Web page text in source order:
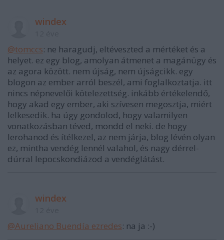
windex
@tomccs: ne haragudj, eltéveszted a mértéket és a
helyet. ez egy blog, amolyan átmenet a magánügy és
az agora között. nem újság, nem újságcikk. egy
blogon az ember arról beszél, ami foglalkoztatja. itt
nincs népnevelői kötelezettség. inkább értékelendő,
hogy akad egy ember, aki szívesen megosztja, miért
lelkesedik. ha úgy gondolod, hogy valamilyen
vonatkozásban téved, mondd el neki. de hogy
lerohanod és ítélkezel, az nem járja, blog lévén olyan
ez, mintha vendég lennél valahol, és nagy dérrel-
dúrral lepocskondiázod a vendéglátást.
windex
@Aureliano Buendía ezredes: na ja :-)